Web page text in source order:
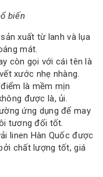
biến
xuất từ lanh và lụa
mát.
còn gọi với cái tên là
xước nhẹ nhàng.
là mềm mịn
được là, ủi.
ứng dụng để may
tương đối tốt.
linen Hàn Quốc được
chất lượng tốt, giá